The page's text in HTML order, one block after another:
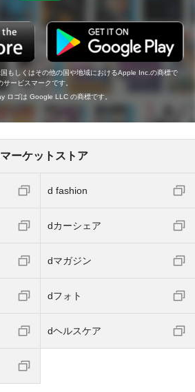
もしくはその他の国や地域におけるApple Inc.の商標で
ービスマークです。
ロゴは Google LLC の商標です。
ーケットストア
d fashion
dカーシェア
dマガジン
dフォト
dヘルスケア